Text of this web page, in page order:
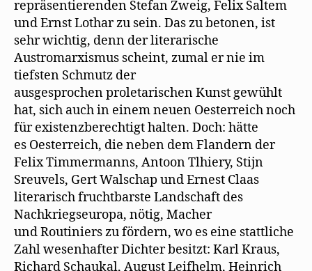
repräsentierenden Stefan Zweig, Felix Saltem
und Ernst Lothar zu sein. Das zu betonen, ist
sehr wichtig, denn der literarische
Austromarxismus scheint, zumal er nie im
tiefsten Schmutz der
ausgesprochen proletarischen Kunst gewühlt
hat, sich auch in einem neuen Oesterreich noch
für existenzberechtigt halten. Doch: hätte
es Oesterreich, die neben dem Flandern der
Felix Timmermanns, Antoon Tlhiery, Stijn
Sreuvels, Gert Walschap und Ernest Claas
literarisch fruchtbarste Landschaft des
Nachkriegseuropa, nötig, Macher
und Routiniers zu fördern, wo es eine stattliche
Zahl wesenhafter Dichter besitzt: Karl Kraus,
Richard Schaukal, August Leifhelm, Heinrich